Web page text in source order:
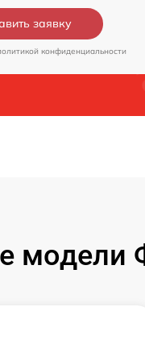
заявку
конфиденциальности
модели